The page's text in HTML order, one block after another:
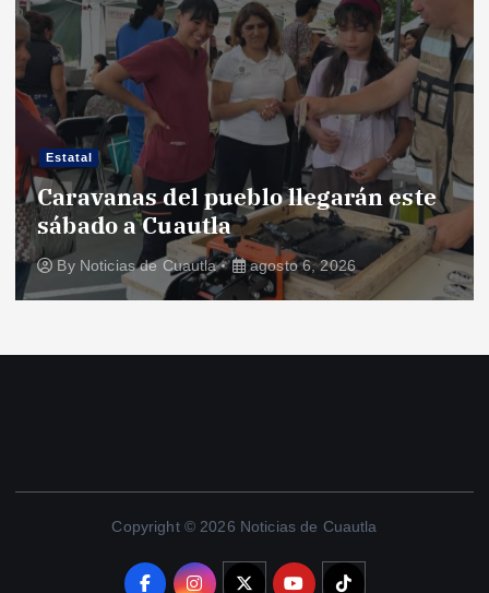
Estatal
Caravanas del pueblo llegarán este
sábado a Cuautla
By Noticias de Cuautla agosto 6, 2026
Copyright © 2026 Noticias de Cuautla